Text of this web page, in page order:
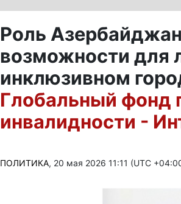
Роль
возможности для
инклюзивном
Глобальный фонд
инвалидности -
ПОЛИТИКА, 20 мая 2026 11:11 (UTC